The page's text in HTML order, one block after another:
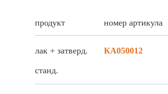
продукт номер артикула
лак + затверд.
станд.
КА050012